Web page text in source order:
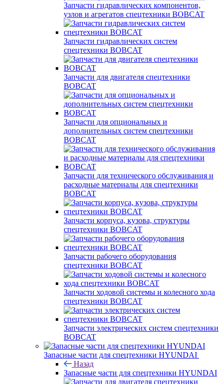
Запчасти гидравлических компонентов,
узлов и агрегатов спецтехники BOBCAT
Запчасти гидравлических систем
спецтехники BOBCAT
Запчасти для двигателя спецтехники
BOBCAT
Запчасти для опциональных и
дополнительных систем спецтехники
BOBCAT
Запчасти для технического обслуживания и
расходные материалы для спецтехники
BOBCAT
Запчасти корпуса, кузова, структуры
спецтехники BOBCAT
Запчасти рабочего оборудования
спецтехники BOBCAT
Запчасти ходовой системы и колесного хода
спецтехники BOBCAT
Запчасти электрических систем спецтехники
BOBCAT
Запасные части для спецтехники HYUNDAI
Назад
Запасные части для спецтехники HYUNDAI